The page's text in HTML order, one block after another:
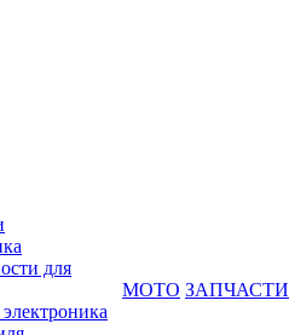
для
МОТО ЗАПЧАСТИ